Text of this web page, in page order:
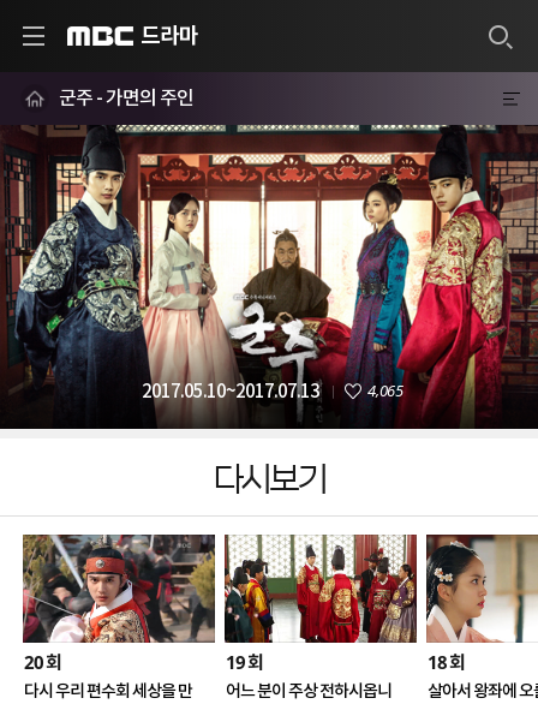
드라마
군주 - 가면의 주인
2017.05.10~2017.07.13 4,065
다시보기
20회
다시 우리 편수회 세상을 만
19회
어느 분이 주상 전하시옵니
18회
살아서 왕좌에 오